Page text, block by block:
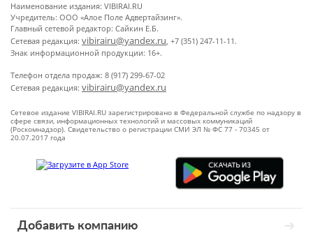
Наименование издания: VIBIRAI.RU
Учредитель: ООО «Алое Поле Адвертайзинг».
Главный сетевой редактор: Сайкин Е.Б.
Сетевая редакция: vibirairu@yandex.ru, +7 (351) 247-11-11.
Знак информационной продукции: 16+.
Телефон отдела продаж: 8 (917) 299-67-02
Сетевая редакция: vibirairu@yandex.ru
Сетевое издание VIBIRAI.RU зарегистрировано в Федеральной службе по надзору в
сфере связи, информационных технологий и массовых коммуникаций
(Роскомнадзор). Свидетельство о регистрации СМИ ЭЛ № ФС 77 - 70345 от
20.07.2017 года
Добавить компанию